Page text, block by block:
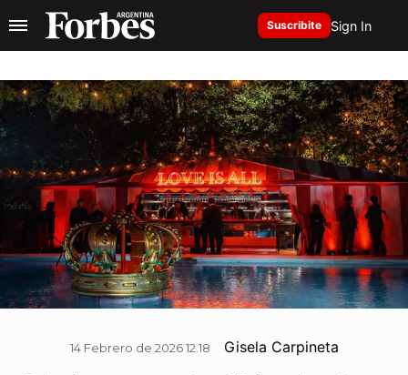
Suscribite Sign In
14 Febrero de 2026 12.18 Gisela Carpineta